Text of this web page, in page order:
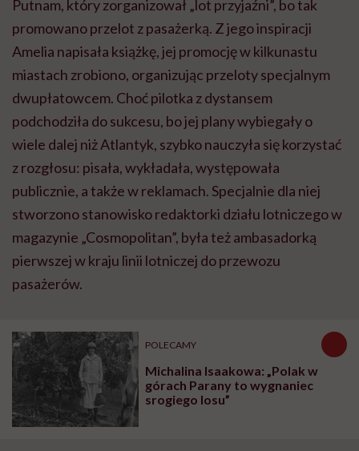
Putnam, który zorganizował „lot przyjaźni”, bo tak
promowano przelot z pasażerką. Z jego inspiracji
Amelia napisała książkę, jej promocję w kilkunastu
miastach zrobiono, organizując przeloty specjalnym
dwupłatowcem. Choć pilotka z dystansem
podchodziła do sukcesu, bo jej plany wybiegały o
wiele dalej niż Atlantyk, szybko nauczyła się korzystać
z rozgłosu: pisała, wykładała, występowała
publicznie, a także w reklamach. Specjalnie dla niej
stworzono stanowisko redaktorki działu lotniczego w
magazynie „Cosmopolitan”, była też ambasadorką
pierwszej w kraju linii lotniczej do przewozu
pasażerów.
POLECAMY
Michalina Isaakowa: „Polak w
górach Parany to wygnaniec
srogiego losu”